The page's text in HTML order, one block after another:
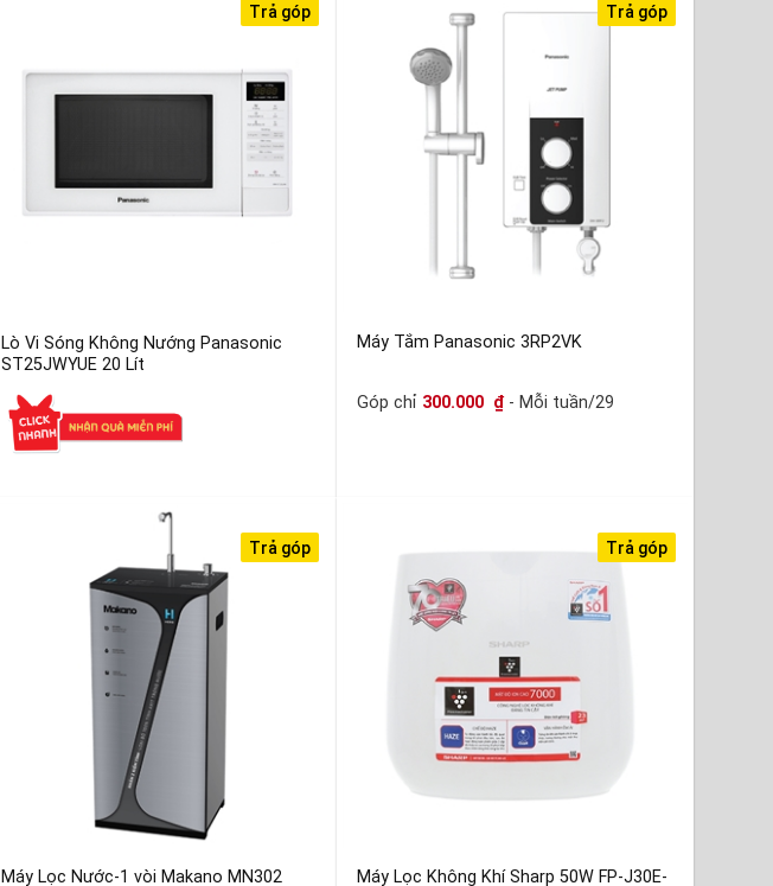
Trả góp
Lò Vi Sóng Không Nướng Panasonic
ST25JWYUE 20 Lít
Trả góp
Máy Tắm Panasonic 3RP2VK
Góp chỉ 300.000 ₫ - Mỗi tuần/29
Trả góp
Máy Lọc Nước-1 vòi Makano MN302
Trả góp
Máy Lọc Không Khí Sharp 50W FP-J30E-